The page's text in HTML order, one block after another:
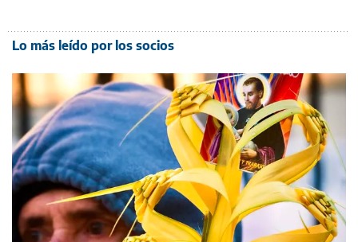
Lo más leído por los socios